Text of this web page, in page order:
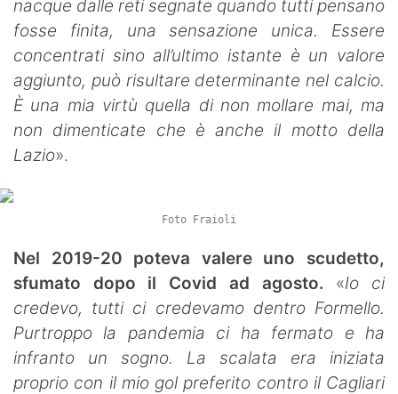
nacque dalle reti segnate quando tutti pensano
fosse finita, una sensazione unica. Essere
concentrati sino all’ultimo istante è un valore
aggiunto, può risultare determinante nel calcio.
È una mia virtù quella di non mollare mai, ma
non dimenticate che è anche il motto della
Lazio».
Foto Fraioli
Nel 2019-20 poteva valere uno scudetto,
sfumato dopo il Covid ad agosto. «Io ci
credevo, tutti ci credevamo dentro Formello.
Purtroppo la pandemia ci ha fermato e ha
infranto un sogno. La scalata era iniziata
proprio con il mio gol preferito contro il Cagliari